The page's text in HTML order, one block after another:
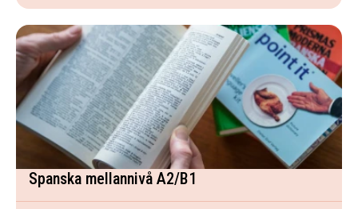
Spanska mellannivå A2/B1